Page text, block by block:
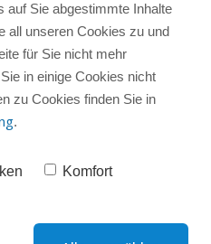
auf Sie abgestimmte Inhalte
all unseren Cookies zu und
für Sie nicht mehr
in einige Cookies nicht
zu Cookies finden Sie in
.
Komfort